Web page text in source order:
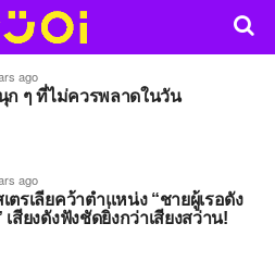
ago
ก ๆ ที่ไม่ควรพลาดในวัน
ago
ตรเลียคว้าตำแหน่ง “ชายผู้เรอดัง
สียงดังฟังชัดยิ่งกว่าเสียงสว่าน!